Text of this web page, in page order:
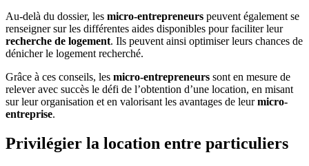
Au-delà du dossier, les micro-entrepreneurs peuvent également se
renseigner sur les différentes aides disponibles pour faciliter leur
recherche de logement. Ils peuvent ainsi optimiser leurs chances de
dénicher le logement recherché.
Grâce à ces conseils, les micro-entrepreneurs sont en mesure de
relever avec succès le défi de l’obtention d’une location, en misant
sur leur organisation et en valorisant les avantages de leurmicro-
entreprise.
Privilégier la location entre particuliers